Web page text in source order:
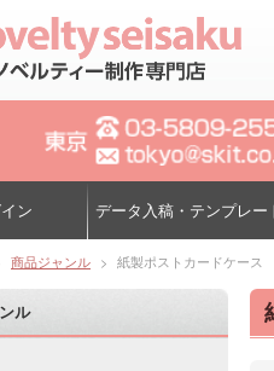
ン データ入稿・テンプレー
商品ジャンル > 紙製ポストカードケー
ル